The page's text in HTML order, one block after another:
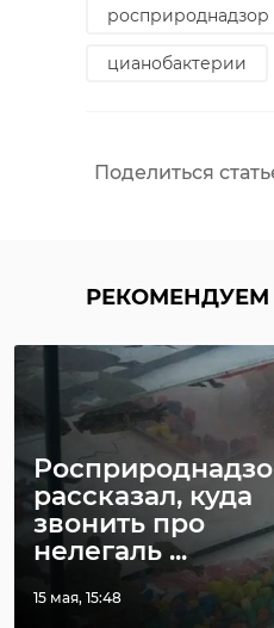
росприроднадзор
цианобактерии
Поделиться
РЕКОМЕНДУЕМ
рассказал, куда
звонить про
нелегаль ...
15 мая, 15:48
одной из
упаковок
стоимости
-
По закону,
средствами
наличии
В отношении
составили
Россельхознадзор